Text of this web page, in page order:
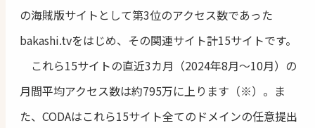
の海賊版サイトとして第3位のアクセス数であった
bakashi.tvをはじめ、その関連サイト計15サイトです。
これら15サイトの直近3カ月（2024年8月～10月）の
月間平均アクセス数は約795万に上ります（※）。ま
た、CODAはこれら15サイト全てのドメインの任意提出